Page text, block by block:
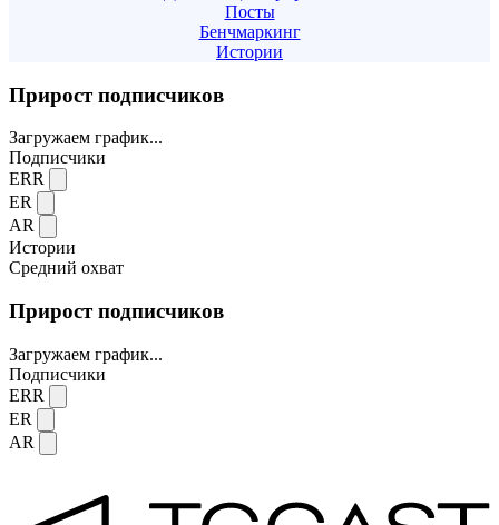
Посты
Бенчмаркинг
Истории
Прирост подписчиков
Загружаем график...
Подписчики
ERR
ER
AR
Истории
Средний охват
Прирост подписчиков
Загружаем график...
Подписчики
ERR
ER
AR